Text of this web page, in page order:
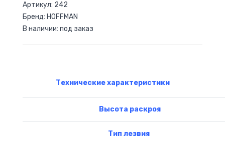
Артикул: 242
Бренд: HOFFMAN
В наличии: под заказ
Технические характеристики
Высота раскроя
Тип лезвия